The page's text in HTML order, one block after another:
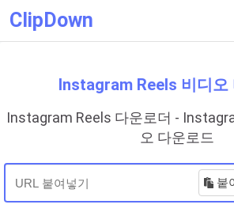
ClipDown
Instagram Reels 비디오
Instagram Reels 다운로더 -
오 다운로드
붙